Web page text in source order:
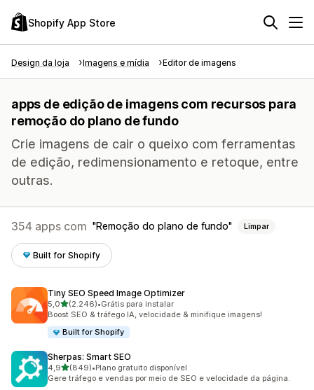
Shopify App Store
Design da loja Imagens e mídia Editor de imagens
apps de edição de imagens com recursos para
remoção do plano de fundo
Crie imagens de cair o queixo com ferramentas
de edição, redimensionamento e retoque, entre
outras.
354 apps com Remoção do plano de fundo Limpar
Built for Shopify
Tiny SEO Speed Image Optimizer
5,0de 5 estrelas
(2.246)
2246 avaliações ao todo
•Grátis para instalar
Boost SEO & tráfego IA, velocidade & minifique imagens!
Built for Shopify
Sherpas: Smart SEO
4,9de 5 estrelas
(849)
849 avaliações ao todo
•Plano gratuito disponível
Gere tráfego e vendas por meio de SEO e velocidade da página.